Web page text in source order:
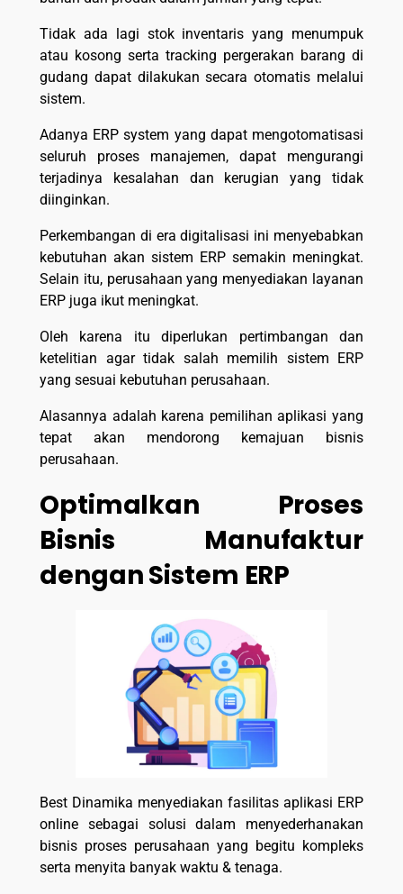
Tidak ada lagi stok inventaris yang menumpuk
atau kosong serta tracking pergerakan barang di
gudang dapat dilakukan secara otomatis melalui
sistem.
Adanya ERP system yang dapat mengotomatisasi
seluruh proses manajemen, dapat mengurangi
terjadinya kesalahan dan kerugian yang tidak
diinginkan.
Perkembangan di era digitalisasi ini menyebabkan
kebutuhan akan sistem ERP semakin meningkat.
Selain itu, perusahaan yang menyediakan layanan
ERP juga ikut meningkat.
Oleh karena itu diperlukan pertimbangan dan
ketelitian agar tidak salah memilih sistem ERP
yang sesuai kebutuhan perusahaan.
Alasannya adalah karena pemilihan aplikasi yang
tepat akan mendorong kemajuan bisnis
perusahaan.
Optimalkan Proses
Bisnis Manufaktur
dengan Sistem ERP
Best Dinamika menyediakan fasilitas aplikasi ERP
online sebagai solusi dalam menyederhanakan
bisnis proses perusahaan yang begitu kompleks
serta menyita banyak waktu & tenaga.